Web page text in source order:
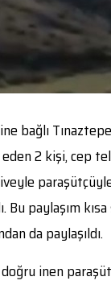
bağlı
2 kişi, cep
Bu paylaşım
da paylaşıldı.
inen